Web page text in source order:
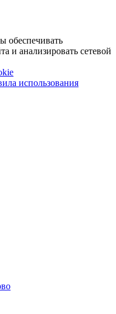
обеспечивать
и анализировать сетевой
использования